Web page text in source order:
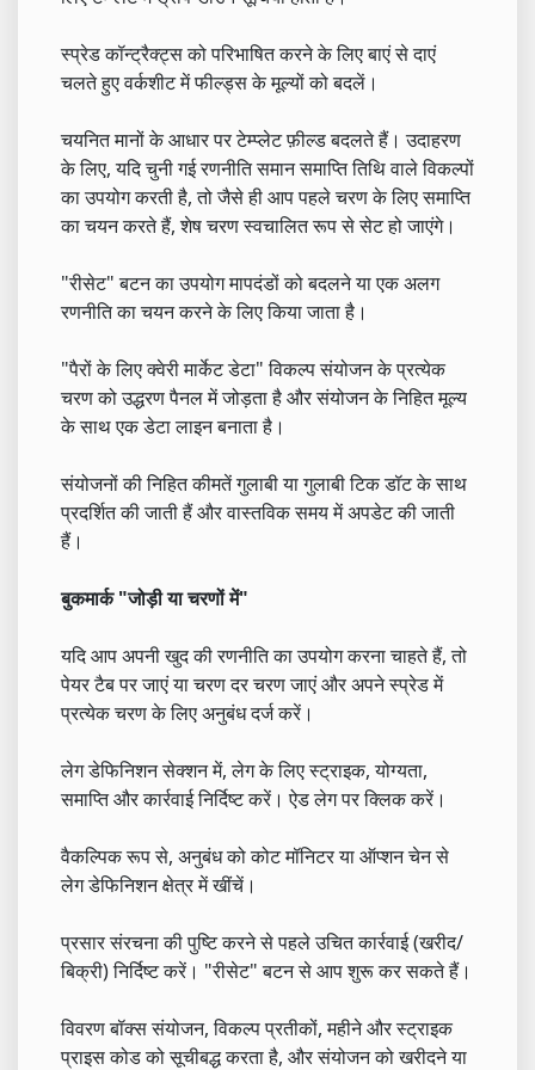
स्प्रेड कॉन्ट्रैक्ट्स को परिभाषित करने के लिए बाएं से दाएं
चलते हुए वर्कशीट में फील्ड्स के मूल्यों को बदलें।
चयनित मानों के आधार पर टेम्प्लेट फ़ील्ड बदलते हैं। उदाहरण
के लिए, यदि चुनी गई रणनीति समान समाप्ति तिथि वाले विकल्पों
का उपयोग करती है, तो जैसे ही आप पहले चरण के लिए समाप्ति
का चयन करते हैं, शेष चरण स्वचालित रूप से सेट हो जाएंगे।
"रीसेट" बटन का उपयोग मापदंडों को बदलने या एक अलग
रणनीति का चयन करने के लिए किया जाता है।
"पैरों के लिए क्वेरी मार्केट डेटा" विकल्प संयोजन के प्रत्येक
चरण को उद्धरण पैनल में जोड़ता है और संयोजन के निहित मूल्य
के साथ एक डेटा लाइन बनाता है।
संयोजनों की निहित कीमतें गुलाबी या गुलाबी टिक डॉट के साथ
प्रदर्शित की जाती हैं और वास्तविक समय में अपडेट की जाती
हैं।
बुकमार्क "जोड़ी या चरणों में"
यदि आप अपनी खुद की रणनीति का उपयोग करना चाहते हैं, तो
पेयर टैब पर जाएं या चरण दर चरण जाएं और अपने स्प्रेड में
प्रत्येक चरण के लिए अनुबंध दर्ज करें।
लेग डेफिनिशन सेक्शन में, लेग के लिए स्ट्राइक, योग्यता,
समाप्ति और कार्रवाई निर्दिष्ट करें। ऐड लेग पर क्लिक करें।
वैकल्पिक रूप से, अनुबंध को कोट मॉनिटर या ऑप्शन चेन से
लेग डेफिनिशन क्षेत्र में खींचें।
प्रसार संरचना की पुष्टि करने से पहले उचित कार्रवाई (खरीद/
बिक्री) निर्दिष्ट करें। "रीसेट" बटन से आप शुरू कर सकते हैं।
विवरण बॉक्स संयोजन, विकल्प प्रतीकों, महीने और स्ट्राइक
प्राइस कोड को सूचीबद्ध करता है, और संयोजन को खरीदने या